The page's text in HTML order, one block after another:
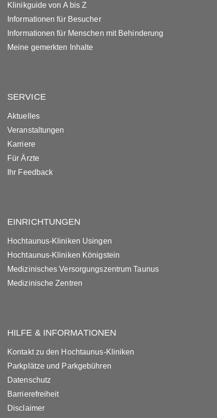
Klinikguide von A bis Z
Informationen für Besucher
Informationen für Menschen mit Behinderung
Meine gemerkten Inhalte
SERVICE
Aktuelles
Veranstaltungen
Karriere
Für Ärzte
Ihr Feedback
EINRICHTUNGEN
Hochtaunus-Kliniken Usingen
Hochtaunus-Kliniken Königstein
Medizinisches Versorgungszentrum Taunus
Medizinische Zentren
HILFE & INFORMATIONEN
Kontakt zu den Hochtaunus-Kliniken
Parkplätze und Parkgebühren
Datenschutz
Barrierefreiheit
Disclaimer